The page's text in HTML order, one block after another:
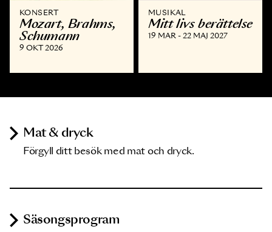
KONSERT
Mozart, Brahms,
Schumann
9 OKT 2026
MUSIKAL
Mitt livs berättelse
19 MAR - 22 MAJ 2027
Mat & dryck
Förgyll ditt besök med mat och dryck.
Säsongsprogram